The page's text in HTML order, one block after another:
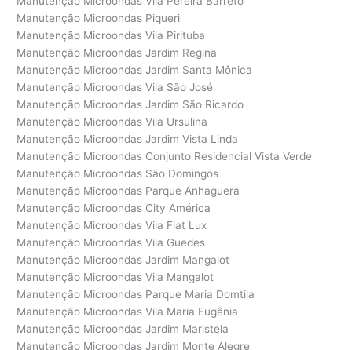
Manutenção Microondas Piqueri
Manutenção Microondas Vila Pirituba
Manutenção Microondas Jardim Regina
Manutenção Microondas Jardim Santa Mônica
Manutenção Microondas Vila São José
Manutenção Microondas Jardim São Ricardo
Manutenção Microondas Vila Ursulina
Manutenção Microondas Jardim Vista Linda
Manutenção Microondas Conjunto Residencial Vista Verde
Manutenção Microondas São Domingos
Manutenção Microondas Parque Anhaguera
Manutenção Microondas City América
Manutenção Microondas Vila Fiat Lux
Manutenção Microondas Vila Guedes
Manutenção Microondas Jardim Mangalot
Manutenção Microondas Vila Mangalot
Manutenção Microondas Parque Maria Domtila
Manutenção Microondas Vila Maria Eugênia
Manutenção Microondas Jardim Maristela
Manutenção Microondas Jardim Monte Alegre